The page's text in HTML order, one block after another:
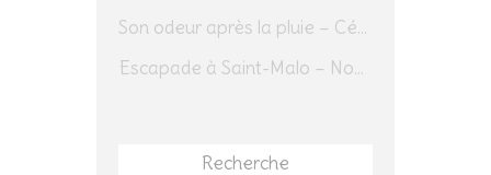
Son odeur après la pluie – Cédric Sapin-Defour
Escapade à Saint-Malo – Novembre 2025 – Jour 1
Recherche